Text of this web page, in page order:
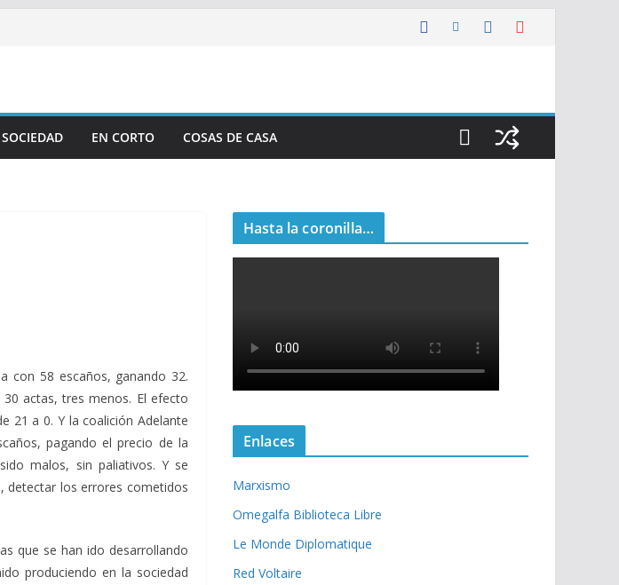
SOCIEDAD EN CORTO COSAS DE CASA
con 58 escaños, ganando 32.
actas, tres menos. El efecto
21 a 0. Y la coalición Adelante
pagando el precio de la
malos, sin paliativos. Y se
detectar los errores cometidos
que se han ido desarrollando
produciendo en la sociedad
Hasta la coronilla…
Enlaces
Marxismo
Omegalfa Biblioteca Libre
Le Monde Diplomatique
Red Voltaire